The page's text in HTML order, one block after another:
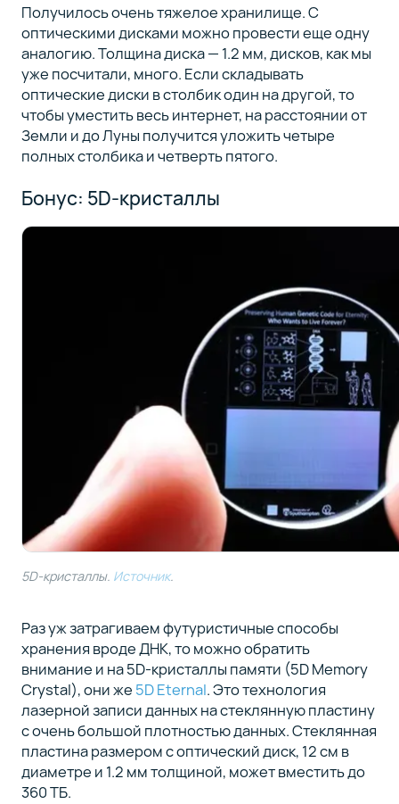
Получилось очень тяжелое хранилище. С
оптическими дисками можно провести еще одну
аналогию. Толщина диска — 1.2 мм, дисков, как мы
уже посчитали, много. Если складывать
оптические диски в столбик один на другой, то
чтобы уместить весь интернет, на расстоянии от
Земли и до Луны получится уложить четыре
полных столбика и четверть пятого.
Бонус: 5D-кристаллы
5D-кристаллы. Источник.
Раз уж затрагиваем футуристичные способы
хранения вроде ДНК, то можно обратить
внимание и на 5D-кристаллы памяти (5D Memory
Crystal), они же 5D Eternal. Это технология
лазерной записи данных на стеклянную пластину
с очень большой плотностью данных. Стеклянная
пластина размером с оптический диск, 12 см в
диаметре и 1.2 мм толщиной, может вместить до
360 ТБ.